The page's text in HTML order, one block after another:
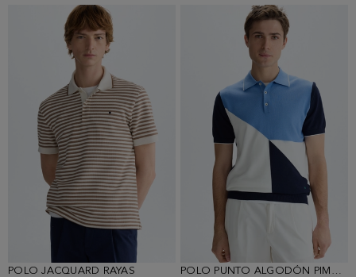
POLO JACQUARD RAYAS
POLO PUNTO ALGODÓN PIMA COLORBLOCK